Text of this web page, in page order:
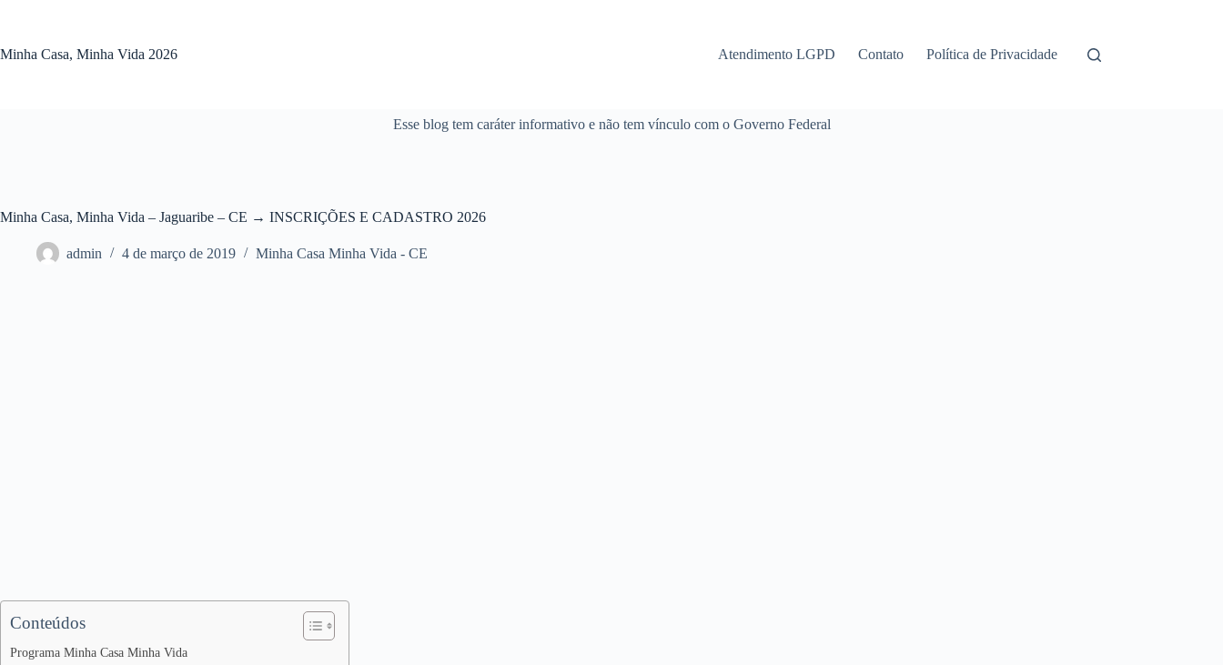
conteúdo
Minha Casa, Minha Vida 2026 Atendimento LGPD Contato Política de Privacidade
Esse blog tem caráter informativo e não tem vínculo com o Governo Federal
Minha Casa, Minha Vida – Jaguaribe – CE → INSCRIÇÕES E CADASTRO 2026
admin 4 de março de 2019 Minha Casa Minha Vida - CE
Conteúdos
Programa Minha Casa Minha Vida